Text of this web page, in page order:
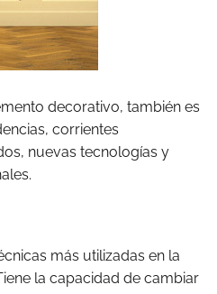
decorativo, también es
corrientes
nuevas tecnologías y
más utilizadas en la
la capacidad de cambiar